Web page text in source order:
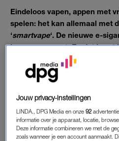
Eindeloos vapen, appen met
spelen: het kan allemaal met
‘smartvape‘. De nieuwe e-
jongeren gespot. En dat
“Dit is echt next level”, deelt
SMARTVAPE
Het is bijna te bizar om te
bestaat echt. Een e-sigaret met
Jouw privacy-instellingen
LINDA., DPG Media en onze92
informatie over je apparaat, locatie,
Deze informatie combineren we met de
zoals wanneer je een account aanmaakt.